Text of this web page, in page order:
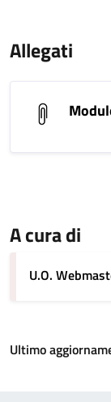
Allegati
A cura di
U.O.
Ultimo